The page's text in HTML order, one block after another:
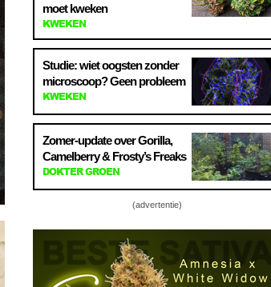
moet kweken
KWEKEN
Studie: wiet oogsten zonder
microscoop? Geen probleem
KWEKEN
Zomer-update over Gorilla,
Camelberry & Frosty’s Freaks
DOKTER GROEN
(advertentie)